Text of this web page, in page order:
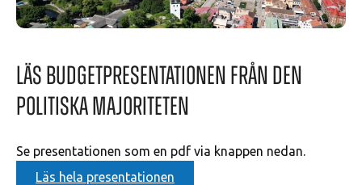
Läs budgetpresentationen från den
politiska majoriteten
Se presentationen som en pdf via knappen nedan.
Läs hela presentationen